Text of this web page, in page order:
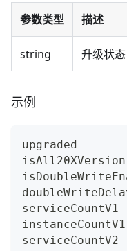
参数类型 描述
string 升级状态
示例
upgraded